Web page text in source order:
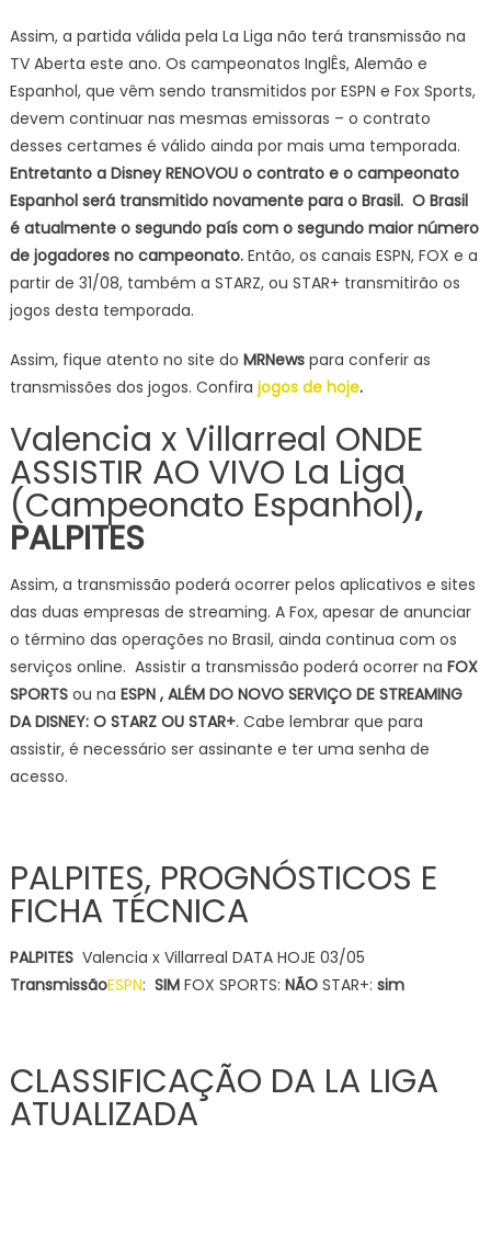
Assim, a partida válida pela La Liga não terá transmissão na
TV Aberta este ano. Os campeonatos InglÊs, Alemão e
Espanhol, que vêm sendo transmitidos por ESPN e Fox Sports,
devem continuar nas mesmas emissoras – o contrato
desses certames é válido ainda por mais uma temporada.
Entretanto a Disney RENOVOU o contrato e o campeonato
Espanhol será transmitido novamente para o Brasil. O Brasil
é atualmente o segundo país com o segundo maior número
de jogadores no campeonato. Então, os canais ESPN, FOX e a
partir de 31/08, também a STARZ, ou STAR+ transmitirão os
jogos desta temporada.
Assim, fique atento no site do MRNewspara conferir as
transmissões dos jogos. Confira jogos de hoje.
Valencia x Villarreal ONDE
ASSISTIR AO VIVO La Liga
(Campeonato Espanhol),
PALPITES
Assim, a transmissão poderá ocorrer pelos aplicativos e sites
das duas empresas de streaming. A Fox, apesar de anunciar
o término das operações no Brasil, ainda continua com os
serviços online. Assistir a transmissão poderá ocorrer na FOX
SPORTSou na ESPN , ALÉM DO NOVO SERVIÇO DE STREAMING
DA DISNEY: O STARZ OU STAR+. Cabe lembrar que para
assistir, é necessário ser assinante e ter uma senha de
acesso.
PALPITES, PROGNÓSTICOS E
FICHA TÉCNICA
PALPITES Valencia x Villarreal DATA HOJE 03/05
TransmissãoESPN: SIMFOX SPORTS: NÃOSTAR+: sim
CLASSIFICAÇÃO DA LA LIGA
ATUALIZADA